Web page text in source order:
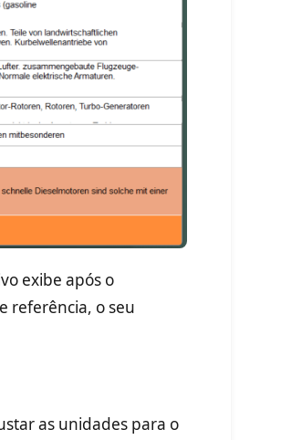
exibe após o
referência, o seu
as unidades para o